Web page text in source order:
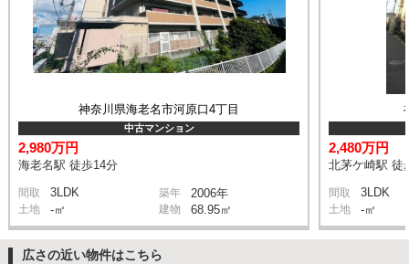
神奈川県海老名市河原口4丁目
中古マンション
2,980万円
海老名駅 徒歩14分
間取 3LDK 築年 2006年
土地 -㎡ 建物 68.95㎡
2,480万円
北茅ケ崎駅 徒
間取 3LDK
土地 -㎡
広さの近い物件はこちら